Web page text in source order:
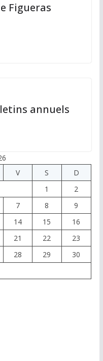
Figueras
annuels
V S
D
1
2
7 8
9
14 15
16
21 22
23
28 29
30